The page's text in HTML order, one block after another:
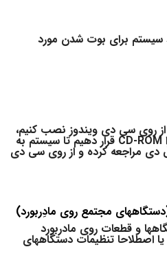
سیستم برای بوت شدن مورد
روی سی دی ویندوز نصب کنیم،
بایستی First Boot Device را CD-ROM قرار دهیم تا سیستم به
مراجعه کرده و از روی سی دی
و قطعات روی مادربورد
اصطلاحا تنظیمات دستگاههای